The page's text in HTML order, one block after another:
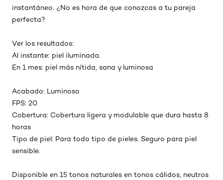
instantáneo. ¿No es hora de que conozcas a tu pareja
perfecta?
Ver los resultados:
Al instante: piel iluminada.
En 1 mes: piel más nítida, sana y luminosa
Acabado: Luminoso
FPS: 20
Cobertura: Cobertura ligera y modulable que dura hasta 8
horas
Tipo de piel: Para todo tipo de pieles. Seguro para piel
sensible.
Disponible en 15 tonos naturales en tonos cálidos, neutros